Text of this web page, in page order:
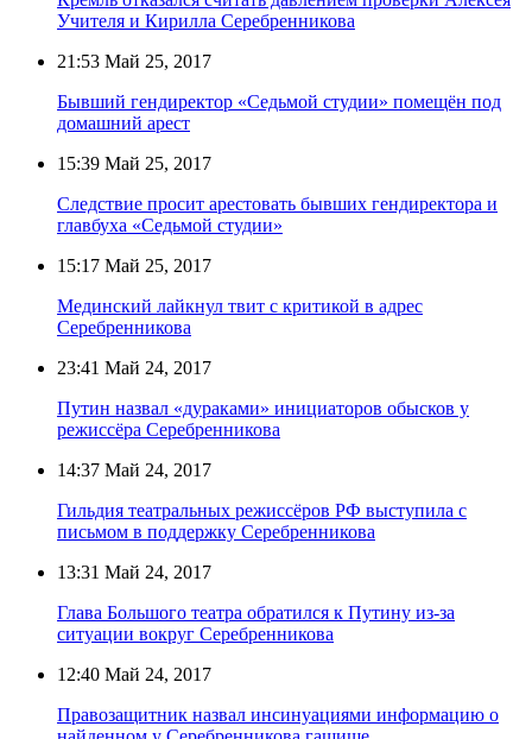
Учителя и Кирилла Серебренникова
21:53 Май 25, 2017
Бывший гендиректор «Седьмой студии» помещён под
домашний арест
15:39 Май 25, 2017
Следствие просит арестовать бывших гендиректора и
главбуха «Седьмой студии»
15:17 Май 25, 2017
Мединский лайкнул твит с критикой в адрес
Серебренникова
23:41 Май 24, 2017
Путин назвал «дураками» инициаторов обысков у
режиссёра Серебренникова
14:37 Май 24, 2017
Гильдия театральных режиссёров РФ выступила с
письмом в поддержку Серебренникова
13:31 Май 24, 2017
Глава Большого театра обратился к Путину из-за
ситуации вокруг Серебренникова
12:40 Май 24, 2017
Правозащитник назвал инсинуациями информацию о